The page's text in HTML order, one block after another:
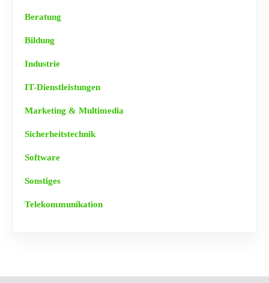
Beratung
Bildung
Industrie
IT-Dienstleistungen
Marketing & Multimedia
Sicherheitstechnik
Software
Sonstiges
Telekommunikation